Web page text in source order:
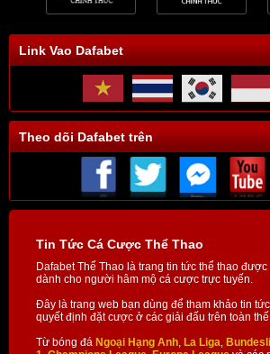
Link Vao Dafabet
Theo dõi Dafabet trên
Tin Tức Cá Cược Thể Thao
Dafabet Thể Thao là trang tin tức thể thao
dành cho người hâm mộ cá cược trực tuyến.
Đây là trang web bạn dùng để tham khảo tin
quyết định đặt cược ở các giải đấu trên toàn
Từ bóng đá Ngoại Hạng Anh, La Liga,